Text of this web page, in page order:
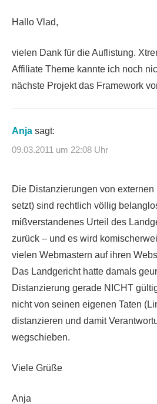
Hallo Vlad,
vielen Dank für die Auflistung.
Affiliate Theme kannte ich noch
nächste Projekt das Framework
Anja sagt:
09.03.2011 um 22:08 Uhr
Die Distanzierungen von
setzt) sind rechtlich völlig
mißverstandenes Urteil des
zurück – und es wird
vielen Webmastern auf ihren
Das Landgericht hatte damals
Distanzierung gerade NICHT
nicht von seinen eigenen Taten
distanzieren und damit
wegschieben.
Viele Grüße
Anja